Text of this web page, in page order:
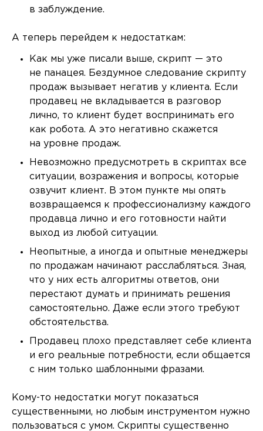
в заблуждение.
А теперь перейдем к недостаткам:
Как мы уже писали выше, скрипт — это
не панацея. Бездумное следование скрипту
продаж вызывает негатив у клиента. Если
продавец не вкладывается в разговор
лично, то клиент будет воспринимать его
как робота. А это негативно скажется
на уровне продаж.
Невозможно предусмотреть в скриптах все
ситуации, возражения и вопросы, которые
озвучит клиент. В этом пункте мы опять
возвращаемся к профессионализму каждого
продавца лично и его готовности найти
выход из любой ситуации.
Неопытные, а иногда и опытные менеджеры
по продажам начинают расслабляться. Зная,
что у них есть алгоритмы ответов, они
перестают думать и принимать решения
самостоятельно. Даже если этого требуют
обстоятельства.
Продавец плохо представляет себе клиента
и его реальные потребности, если общается
с ним только шаблонными фразами.
Кому-то недостатки могут показаться
существенными, но любым инструментом нужно
пользоваться с умом. Скрипты существенно